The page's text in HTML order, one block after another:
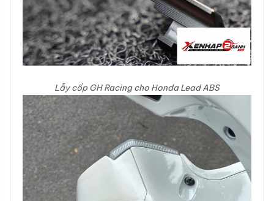
Lẫy cốp GH Racing cho Honda Lead ABS